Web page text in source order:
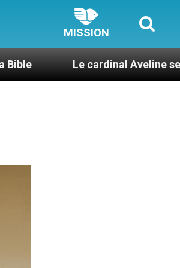
MISSION
Le cardinal Aveline se confie :